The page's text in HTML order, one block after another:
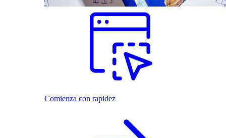
Comienza con rapidez